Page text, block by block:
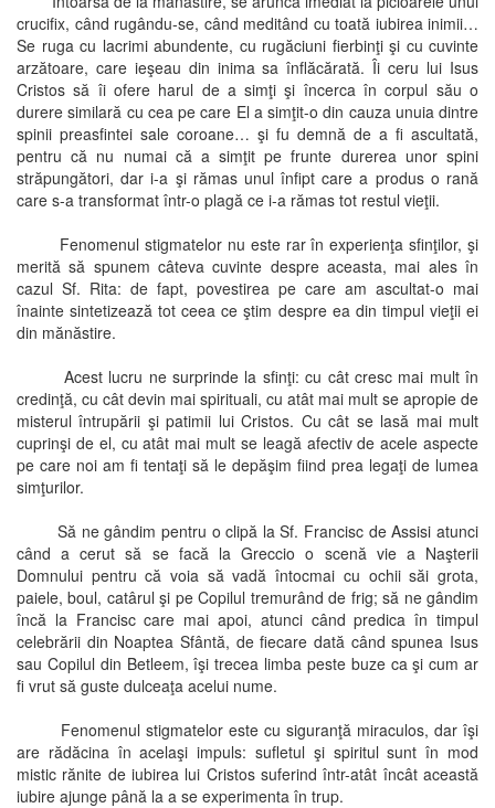
crucifix, când rugându-se, când meditând cu toată iubirea inimii…
Se ruga cu lacrimi abundente, cu rugăciuni fierbinţi şi cu cuvinte
arzătoare, care ieşeau din inima sa înflăcărată. Îi ceru lui Isus
Cristos să îi ofere harul de a simţi şi încerca în corpul său o
durere similară cu cea pe care El a simţit-o din cauza unuia dintre
spinii preasfintei sale coroane… şi fu demnă de a fi ascultată,
pentru că nu numai că a simţit pe frunte durerea unor spini
străpungători, dar i-a şi rămas unul înfipt care a produs o rană
care s-a transformat într-o plagă ce i-a rămas tot restul vieţii.
Fenomenul stigmatelor nu este rar în experienţa sfinţilor, şi
merită să spunem câteva cuvinte despre aceasta, mai ales în
cazul Sf. Rita: de fapt, povestirea pe care am ascultat-o mai
înainte sintetizează tot ceea ce ştim despre ea din timpul vieţii ei
din mănăstire.
Acest lucru ne surprinde la sfinţi: cu cât cresc mai mult în
credinţă, cu cât devin mai spirituali, cu atât mai mult se apropie de
misterul întrupării şi patimii lui Cristos. Cu cât se lasă mai mult
cuprinşi de el, cu atât mai mult se leagă afectiv de acele aspecte
pe care noi am fi tentaţi să le depăşim fiind prea legaţi de lumea
simţurilor.
Să ne gândim pentru o clipă la Sf. Francisc de Assisi atunci
când a cerut să se facă la Greccio o scenă vie a Naşterii
Domnului pentru că voia să vadă întocmai cu ochii săi grota,
paiele, boul, catârul şi pe Copilul tremurând de frig; să ne gândim
încă la Francisc care mai apoi, atunci când predica în timpul
celebrării din Noaptea Sfântă, de fiecare dată când spunea Isus
sau Copilul din Betleem, îşi trecea limba peste buze ca şi cum ar
fi vrut să guste dulceaţa acelui nume.
Fenomenul stigmatelor este cu siguranţă miraculos, dar îşi
are rădăcina în acelaşi impuls: sufletul şi spiritul sunt în mod
mistic rănite de iubirea lui Cristos suferind într-atât încât această
iubire ajunge până la a se experimenta în trup.